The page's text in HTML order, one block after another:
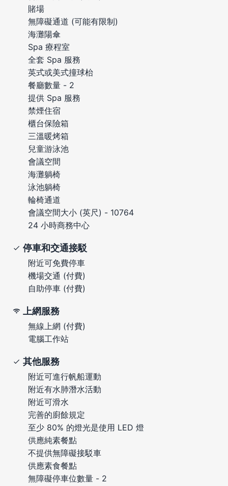
賭場
無障礙通道 (可能有限制)
海灘陽傘
Spa 療程室
全套 Spa 服務
英式或美式撞球枱
餐廳數量 - 2
提供 Spa 服務
禁煙住宿
櫃台保險箱
三溫暖烤箱
兒童游泳池
會議空間
海灘躺椅
泳池躺椅
輪椅通道
會議空間大小 (英尺) - 10764
24 小時商務中心
停車和交通接駁
附近可免費停車
機場交通 (付費)
自助停車 (付費)
上網服務
無線上網 (付費)
電腦工作站
其他服務
附近可進行帆船運動
附近有水肺潛水活動
附近可滑水
完善的廚餘規定
至少 80% 的燈光是使用 LED 燈
供應純素餐點
不提供無障礙接駁車
供應素食餐點
無障礙停車位數量 - 2